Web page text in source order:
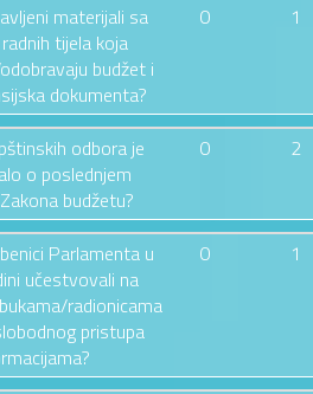
materijali sa
tijela koja
budžet i
dokumenta?
0 1
odbora je
o poslednjem
budžetu?
0 2
Parlamenta u
učestvovali na
radionicama
pristupa
0 1